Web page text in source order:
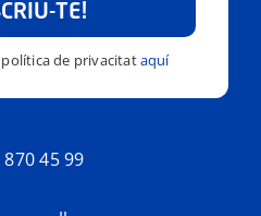
TE!
de privacitataquí
870 45 99